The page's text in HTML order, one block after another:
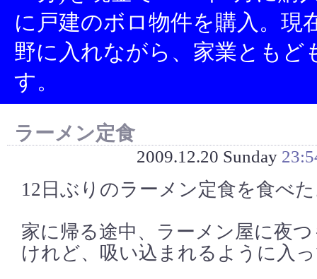
に戸建のボロ物件を購入。現
野に入れながら、家業とも
す。
ラーメン定食
2009.12.20 Sunday
12日ぶりのラーメン定食を食べ
家に帰る途中、ラーメン屋に夜
けれど、吸い込まれるように入